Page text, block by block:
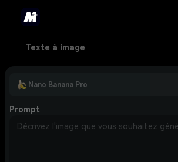
Texte à image
Nano Banana Pro
Prompt